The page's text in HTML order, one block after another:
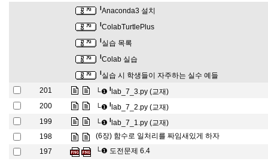
lAnaconda3 설치
lColabTurtlePlus
l실습 목록
lColab 실습
l실습 시 학생들이 자주하는 실수 예들
201
└❶ l lab_7_3.py (교재)
200
└❶ l lab_7_2.py (교재)
199
└❶ l lab_7_1.py (교재)
198
(6장) 함수로 일처리를 짜임새있게 하자
197
└❶ 도전문제 6.4